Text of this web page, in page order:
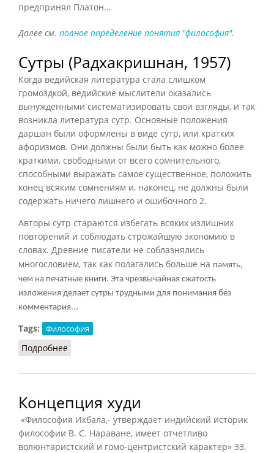
предпринял Платон...
Далее см. полное определение понятия "философия".
Сутры (Радхакришнан, 1957)
Когда ведийская литература стала слишком
громоздкой, ведийские мыслители оказались
вынужденными систематизировать свои взгляды, и так
возникла литература сутр. Основные положения
даршан были оформлены в виде сутр, или кратких
афоризмов. Они должны были быть как можно более
краткими, свободными от всего сомнительного,
способными выражать самое существенное, положить
конец всяким сомнениям и, наконец, не должны были
содержать ничего лишнего и ошибочного 2.
Авторы сутр стараются избегать всяких излишних
повторений и соблюдать строжайшую экономию в
словах. Древние писатели не соблазнялись
многословием, так как полагались больше на память,
чем на печатные книги. Эта чрезвычайная сжатость
изложения делает сутры трудными для понимания без
комментария...
Tags: Философия
Подробнее
Концепция худи
«Философия Икбала,- утверждает индийский историк
философии В. С. Нараване, имеет отчетливо
волюнтаристский и гомо-центристский характер» 33.